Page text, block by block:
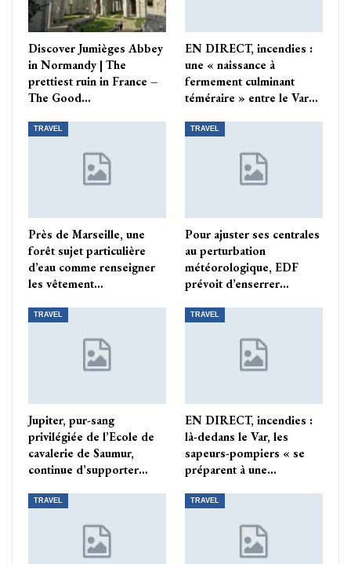
Discover Jumièges Abbey
in Normandy | The
prettiest ruin in France –
The Good…
EN DIRECT, incendies :
une « naissance à
fermement culminant
téméraire » entre le Var…
TRAVEL
Près de Marseille, une
forêt sujet particulière
d’eau comme renseigner
les vêtement…
TRAVEL
Pour ajuster ses centrales
au perturbation
météorologique, EDF
prévoit d’enserrer…
TRAVEL
Jupiter, pur-sang
privilégiée de l’Ecole de
cavalerie de Saumur,
continue d’supporter…
TRAVEL
EN DIRECT, incendies :
là-dedans le Var, les
sapeurs-pompiers « se
préparent à une…
TRAVEL TRAVEL